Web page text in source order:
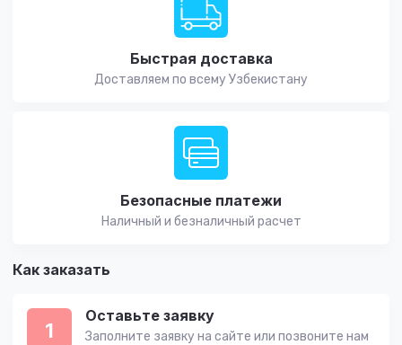
Быстрая доставка
Доставляем по всему Узбекистану
Безопасные платежи
Наличный и безналичный расчет
Как заказать
1
Оставьте заявку
Заполните заявку на сайте или позвоните нам